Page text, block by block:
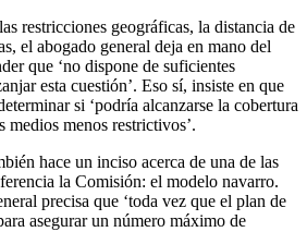
restricciones geográficas, la distancia de
el abogado general deja en mano del
que ‘no dispone de suficientes
esta cuestión’. Eso sí, insiste en que
si ‘podría alcanzarse la cobertura
medios menos restrictivos’.
hace un inciso acerca de una de las
la Comisión: el modelo navarro.
precisa que ‘toda vez que el plan de
asegurar un número máximo de